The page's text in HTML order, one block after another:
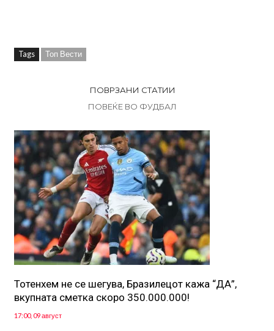
Tags Топ Вести
ПОВРЗАНИ СТАТИИ
ПОВЕЌЕ ВО ФУДБАЛ
Тотенхем не се шегува, Бразилецот кажа “ДА”,
вкупната сметка скоро 350.000.000!
17:00, 09 август